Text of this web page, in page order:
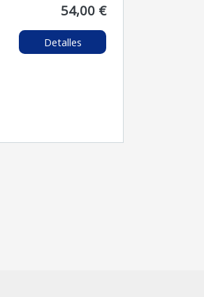
54,00 €
Detalles